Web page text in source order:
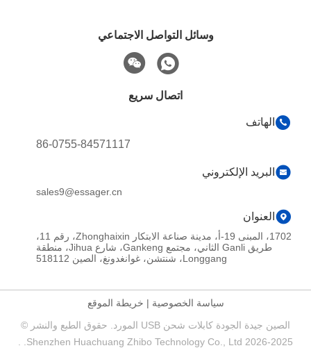
وسائل التواصل الاجتماعي
اتصال سريع
الهاتف
86-0755-84571117
البريد الإلكتروني
sales9@essager.cn
العنوان
1702، المبنى 19-أ، مدينة صناعة الابتكار Zhonghaixin، رقم 11،
طريق Ganli الثاني، مجتمع Gankeng، شارع Jihua، منطقة
Longgang، شنتشن، غوانغدونغ، الصين 518112
سياسة الخصوصية | خريطة الموقع
الصين جيدة الجودة كابلات شحن USB المورد. حقوق الطبع والنشر ©